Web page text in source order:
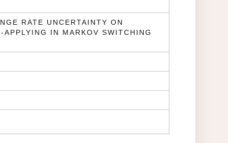
RATE UNCERTAINTY ON
APPLYING IN MARKOV SWITCHING